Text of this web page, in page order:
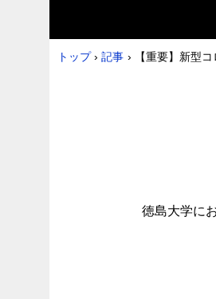
トップ › 記事 › 【重要】新型
徳島大学に